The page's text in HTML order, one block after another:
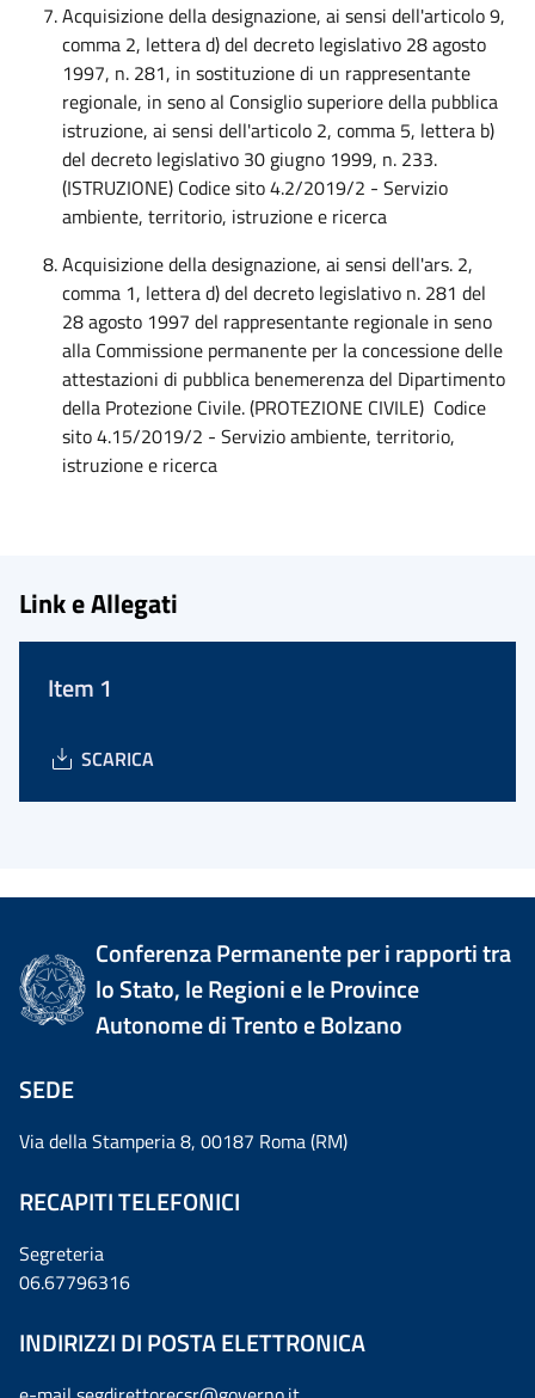
Acquisizione della designazione, ai sensi dell'articolo 9,
comma 2, lettera d) del decreto legislativo 28 agosto
1997, n. 281, in sostituzione di un rappresentante
regionale, in seno al Consiglio superiore della pubblica
istruzione, ai sensi dell'articolo 2, comma 5, lettera b)
del decreto legislativo 30 giugno 1999, n. 233.
(ISTRUZIONE) Codice sito 4.2/2019/2 - Servizio
ambiente, territorio, istruzione e ricerca
Acquisizione della designazione, ai sensi dell'ars. 2,
comma 1, lettera d) del decreto legislativo n. 281 del
28 agosto 1997 del rappresentante regionale in seno
alla Commissione permanente per la concessione delle
attestazioni di pubblica benemerenza del Dipartimento
della Protezione Civile. (PROTEZIONE CIVILE) Codice
sito 4.15/2019/2 - Servizio ambiente, territorio,
istruzione e ricerca
Link e Allegati
Item 1
SCARICA
Conferenza Permanente per i rapporti tra
lo Stato, le Regioni e le Province
Autonome di Trento e Bolzano
SEDE
Via della Stamperia 8, 00187 Roma (RM)
RECAPITI TELEFONICI
Segreteria
06.67796316
INDIRIZZI DI POSTA ELETTRONICA